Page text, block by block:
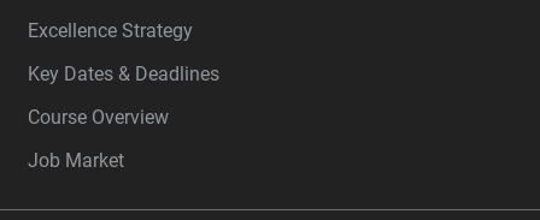
Excellence Strategy
Key Dates & Deadlines
Course Overview
Job Market